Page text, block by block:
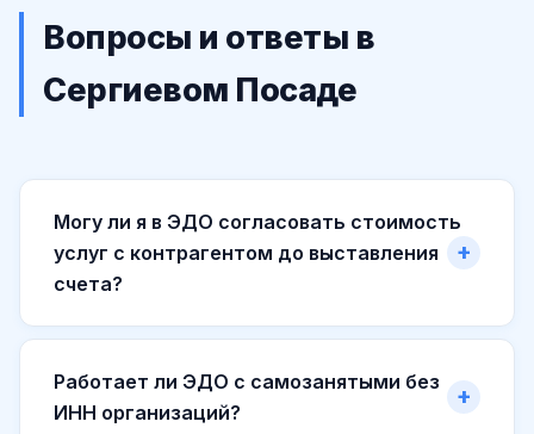
Вопросы и ответы в
Сергиевом Посаде
Могу ли я в ЭДО согласовать стоимость
услуг с контрагентом до выставления
счета?
Работает ли ЭДО с самозанятыми без
ИНН организаций?